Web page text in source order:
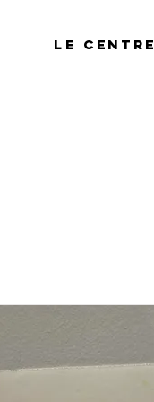
LE CENTRE